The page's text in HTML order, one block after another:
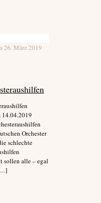
26. März 2019
14.04.2019
Orchester
schlechte
sollen alle – egal